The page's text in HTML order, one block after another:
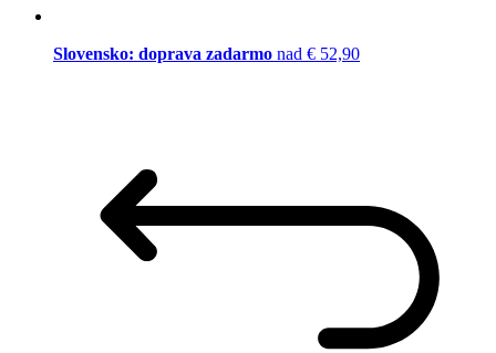
Slovensko: doprava zadarmo nad € 52,90